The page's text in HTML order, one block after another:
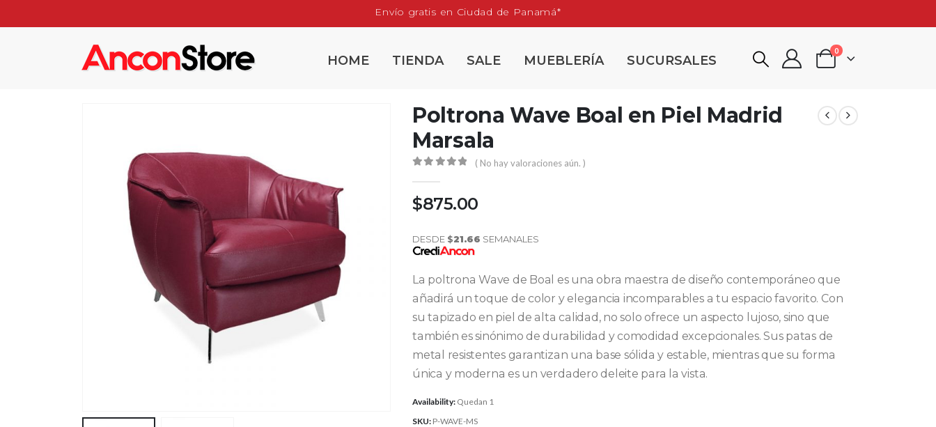
Envío gratis en Ciudad de Panamá*
HOME TIENDA SALE MUEBLERÍA SUCURSALES
0
Poltrona Wave Boal en Piel Madrid
Marsala
( No hay valoraciones aún. )
$875.00
DESDE $21.66 SEMANALES
La poltrona Wave de Boal es una obra maestra de diseño contemporáneo que
añadirá un toque de color y elegancia incomparables a tu espacio favorito. Con
su tapizado en piel de alta calidad, no solo ofrece un aspecto lujoso, sino que
también es sinónimo de durabilidad y comodidad excepcionales. Sus patas de
metal resistentes garantizan una base sólida y estable, mientras que su forma
única y moderna es un verdadero deleite para la vista.
Availability: Quedan 1
SKU: P-WAVE-MS